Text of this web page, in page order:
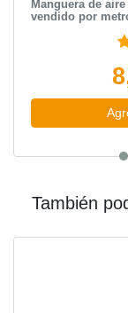
Manguera de
vendido por
También